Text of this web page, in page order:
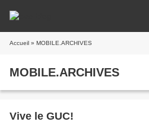
Accueil » MOBILE.ARCHIVES
MOBILE.ARCHIVES
Vive le GUC!